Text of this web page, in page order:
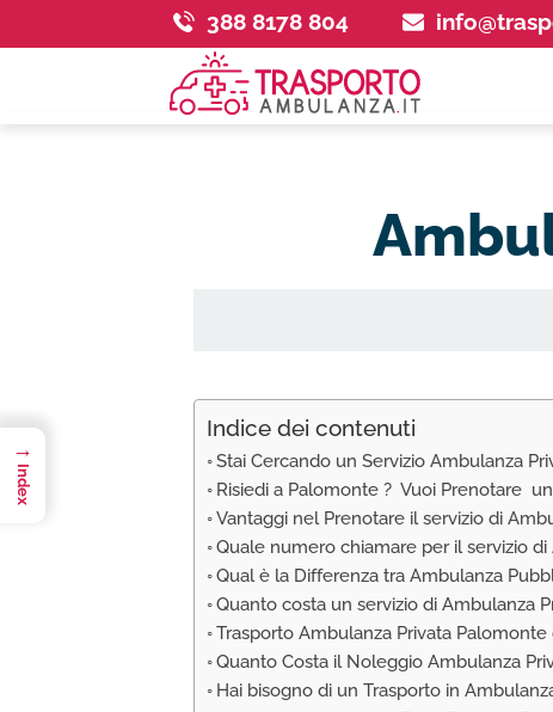
388 8178 804
Indice dei contenuti
Stai Cercando un Servizio Ambulanza
Risiedi a Palomonte ? Vuoi Prenotare
Vantaggi nel Prenotare il servizio di
Quale numero chiamare per il servizio
Qual è la Differenza tra Ambulanza
Quanto costa un servizio di Ambulanza
Trasporto Ambulanza Privata Palomonte
Quanto Costa il Noleggio Ambulanza
Hai bisogno di un Trasporto in
→
Index